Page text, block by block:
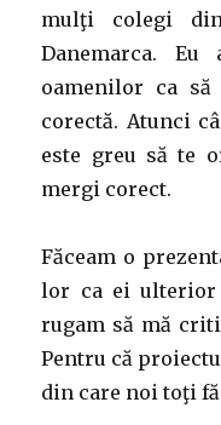
mulţi colegi din
Danemarca.
oamenilor ca
corectă. Atunci
este greu să te
mergi corect.
Făceam o
lor ca ei ulterior
rugam să mă
Pentru că
din care noi toţi